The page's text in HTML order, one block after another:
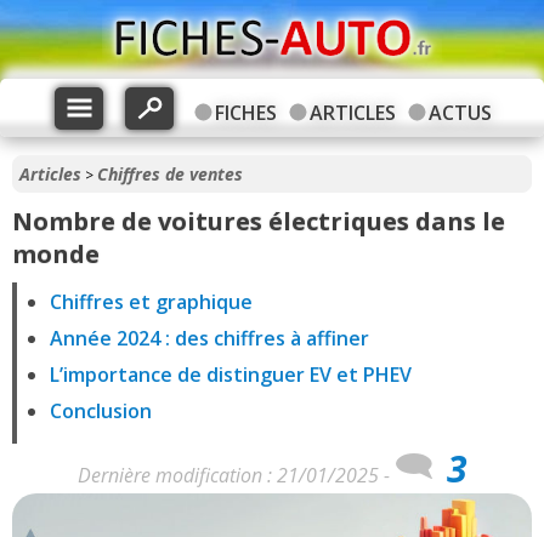
FICHES ARTICLES ACTUS
Articles > Chiffres de ventes
Nombre de voitures électriques dans le
monde
Chiffres et graphique
Année 2024 : des chiffres à affiner
L’importance de distinguer EV et PHEV
Conclusion
Dernière modification : 21/01/2025 - 3